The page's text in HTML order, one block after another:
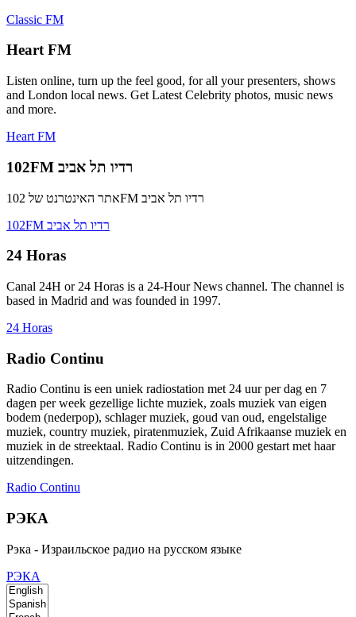
Classic FM
Heart FM
Listen online, turn up the feel good, for all your presenters, shows
and London local news. Get Latest Celebrity photos, music news
and more.
Heart FM
102FM רדיו תל אביב
אתר האינטרנט של 102FM רדיו תל אביב
102FM רדיו תל אביב
24 Horas
Canal 24H or 24 Horas is a 24-Hour News channel. The channel is
based in Madrid and was founded in 1997.
24 Horas
Radio Continu
Radio Continu is een uniek radiostation met 24 uur per dag en 7
dagen per week gezellige lichte muziek, zoals muziek van eigen
bodem (nederpop), schlager muziek, goud van oud, engelstalige
muziek, country muziek, piratenmuziek, Zuid Afrikaanse muziek en
muziek in de streektaal. Radio Continu is in 2000 gestart met haar
uitzendingen.
Radio Continu
РЭКА
Рэка - Израильское радио на русском языке
РЭКА